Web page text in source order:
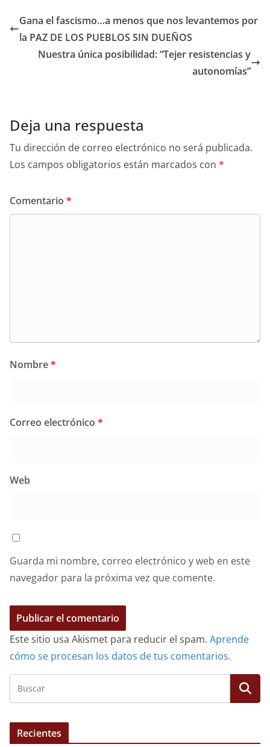
Gana el fascismo…a menos que nos levantemos por
la PAZ DE LOS PUEBLOS SIN DUEÑOS
Nuestra única posibilidad: “Tejer resistencias y
autonomías”
Deja una respuesta
Tu dirección de correo electrónico no será publicada.
Los campos obligatorios están marcados con *
Comentario *
Nombre*
Correo electrónico *
Web
Guarda mi nombre, correo electrónico y web en este
navegador para la próxima vez que comente.
Este sitio usa Akismet para reducir el spam. Aprende
cómo se procesan los datos de tus comentarios.
Recientes